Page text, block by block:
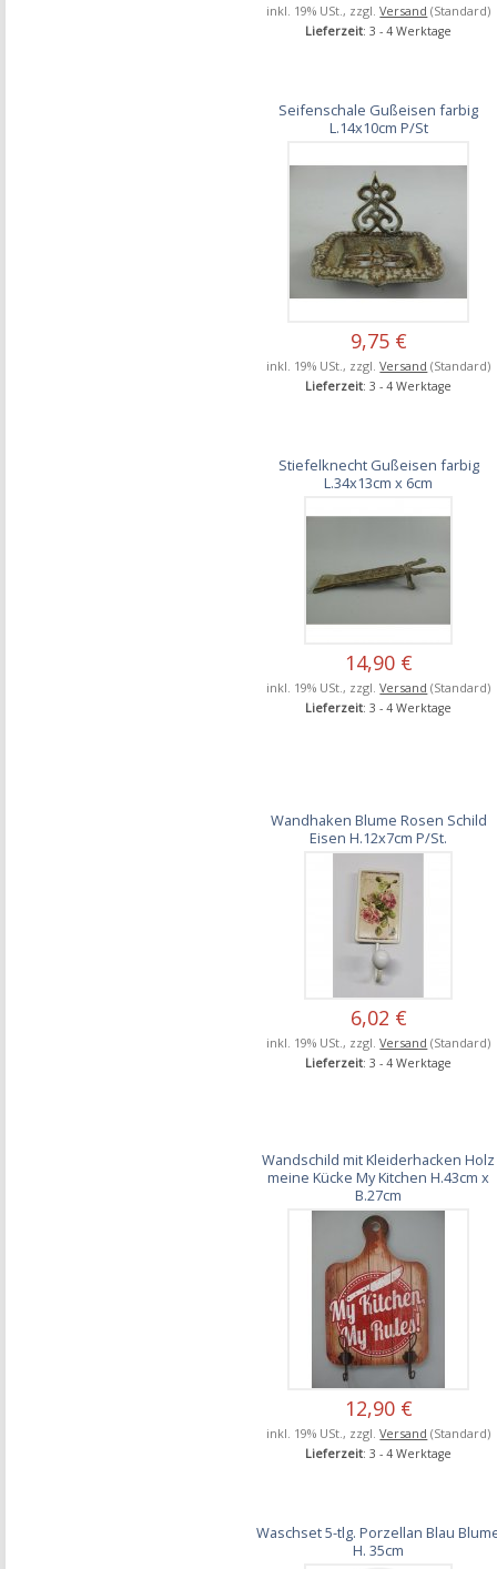
inkl. 19% USt., zzgl.Versand (Standard)
Lieferzeit: 3 - 4 Werktage
Seifenschale Gußeisen farbig
L.14x10cm P/St
9,75 €
inkl. 19% USt., zzgl.Versand (Standard)
Lieferzeit: 3 - 4 Werktage
Stiefelknecht Gußeisen farbig
L.34x13cm x 6cm
14,90 €
inkl. 19% USt., zzgl.Versand (Standard)
Lieferzeit: 3 - 4 Werktage
Wandhaken Blume Rosen Schild
Eisen H.12x7cm P/St.
6,02 €
inkl. 19% USt., zzgl.Versand (Standard)
Lieferzeit: 3 - 4 Werktage
Wandschild mit Kleiderhacken Holz
meine Kücke My Kitchen H.43cm x
B.27cm
12,90 €
inkl. 19% USt., zzgl.Versand (Standard)
Lieferzeit: 3 - 4 Werktage
Waschset 5-tlg. Porzellan Blau
H. 35cm